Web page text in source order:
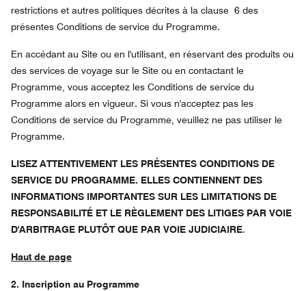
restrictions et autres politiques décrites à la clause 6 des
présentes Conditions de service du Programme.
En accédant au Site ou en l'utilisant, en réservant des produits ou
des services de voyage sur le Site ou en contactant le
Programme, vous acceptez les Conditions de service du
Programme alors en vigueur. Si vous n'acceptez pas les
Conditions de service du Programme, veuillez ne pas utiliser le
Programme.
LISEZ ATTENTIVEMENT LES PRÉSENTES CONDITIONS DE
SERVICE DU PROGRAMME. ELLES CONTIENNENT DES
INFORMATIONS IMPORTANTES SUR LES LIMITATIONS DE
RESPONSABILITÉ ET LE RÈGLEMENT DES LITIGES PAR VOIE
D'ARBITRAGE PLUTÔT QUE PAR VOIE JUDICIAIRE.
Haut de page
2. Inscription au Programme